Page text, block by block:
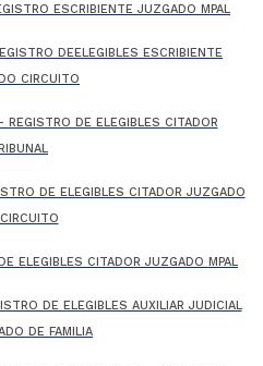
ESCRIBIENTE JUZGADO MPAL
DEELEGIBLES ESCRIBIENTE
CIRCUITO
DE ELEGIBLES CITADOR
DE ELEGIBLES CITADOR JUZGADO
ELEGIBLES CITADOR JUZGADO MPAL
DE ELEGIBLES AUXILIAR JUDICIAL
DE FAMILIA